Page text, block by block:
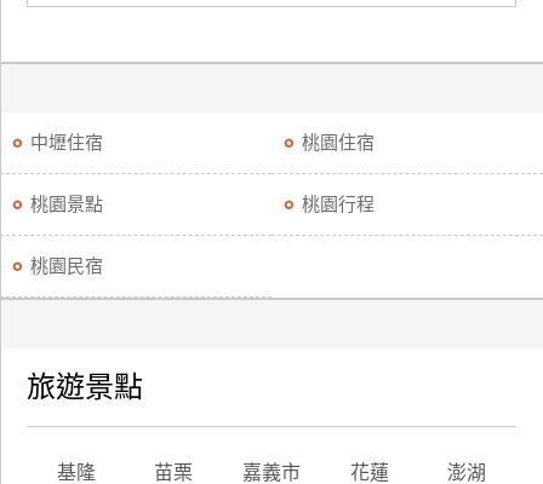
中壢住宿 桃園住宿
桃園景點 桃園行程
桃園民宿
旅遊景點
基隆 苗栗 嘉義市 花蓮 澎湖